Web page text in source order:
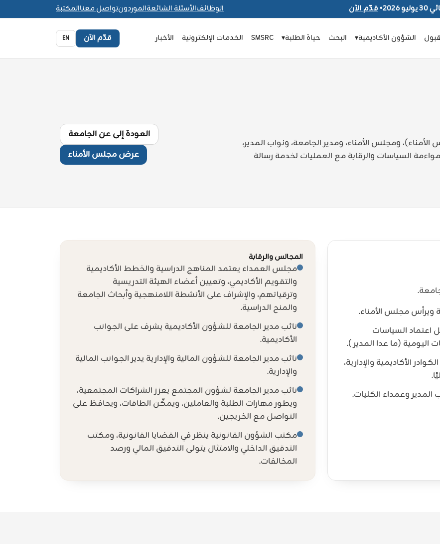
2026
•قدّم الآن الوظائفالأسئلة الشائعةالموردونتواصل معناالمكتبة
الشؤون الأكاديمية▾ البحث حياة الطلبة▾
SMSRC الخدمات الإلكترونية الأخبار قدّم الآن EN
ومجلس الأمناء، ومدير الجامعة، ونواب المدير،
السياسات والرقابة مع العمليات لخدمة رسالة
العودة إلى عن الجامعة
عرض مجلس الأمناء
مجلس الأمناء.
السياسات
اليومية (ما عدا المدير).
الأكاديمية والإدارية،
وعمداء الكليات.
المجالس والرقابة
مجلس العمداء يعتمد المناهج الدراسية والخطط الأكاديمية
والتقويم الأكاديمي، وتعيين أعضاء الهيئة التدريسية
وترقياتهم، والإشراف على الأنشطة اللامنهجية وأبحاث الجامعة
والمنح الدراسية.
نائب مدير الجامعة للشؤون الأكاديمية يشرف على الجوانب
الأكاديمية.
نائب مدير الجامعة للشؤون المالية والإدارية يدير الجوانب المالية
والإدارية.
نائب مدير الجامعة لشؤون المجتمع يعزز الشراكات المجتمعية،
ويطور مهارات الطلبة والعاملين، ويمكّن الطاقات، ويحافظ على
التواصل مع الخريجين.
مكتب الشؤون القانونية ينظر في القضايا القانونية، ومكتب
التدقيق الداخلي والامتثال يتولى التدقيق المالي ورصد
المخالفات.